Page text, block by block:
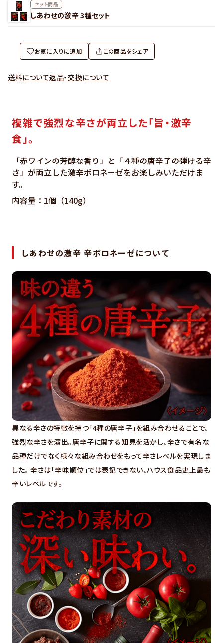
セット商品
しあわせの激辛 3種セット
お気に入りに追加 この商品をシェア
送料について返品・交換について
複雑で強烈な辛さが両立した「旨・激辛
食」。
「赤ワインの芳醇な香り」と「４種の唐辛子の弾ける辛
さ」が両立した激辛ボロネーゼをお楽しみいただけま
す。
内容量：1個（140g）
しあわせの激辛 辛ボロネーゼについて
異なる辛さの特徴を持つ「4種の唐辛子」を組み合わせることで、
強烈な辛さを演出。唐辛子に関する知見を活かし、辛さで有名な
品種だけでなく様々な組み合わせをもって辛さレベルを実現しま
した。 辛さは「辛味順位」では表記できない、ハウス食品史上最も
辛いレベルです。